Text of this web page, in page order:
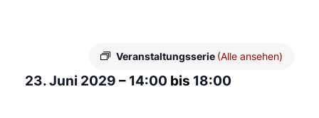
Veranstaltungsserie (Alle ansehen)
23. Juni 2029 – 14:00 bis 18:00